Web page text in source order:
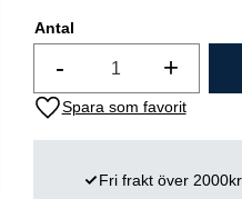
Antal
+
-
Lägg till i favoriter
Fri frakt över 2000kr